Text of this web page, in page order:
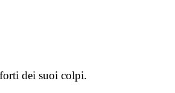
dei suoi colpi.